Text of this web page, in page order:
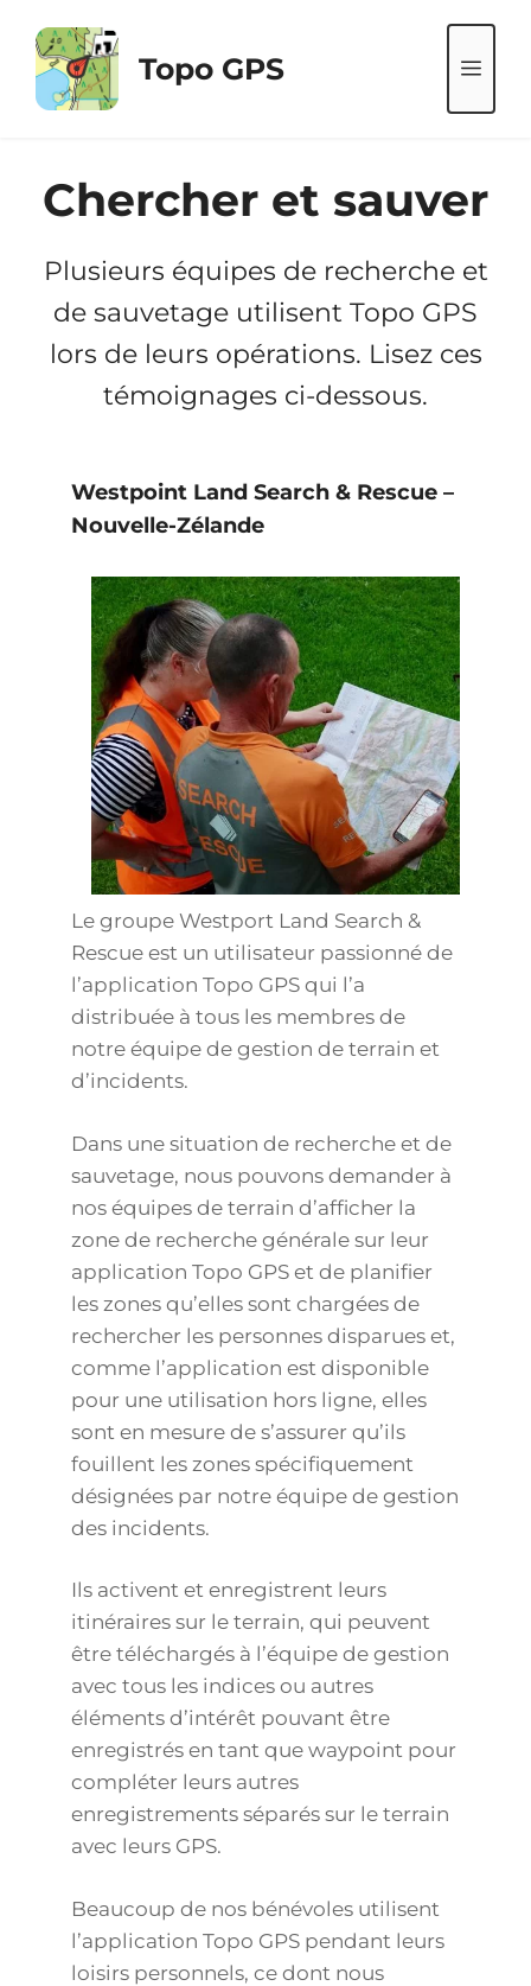
contenu
Topo GPS
Chercher et sauver
Plusieurs équipes de recherche et
de sauvetage utilisent Topo GPS
lors de leurs opérations. Lisez ces
témoignages ci-dessous.
Westpoint Land Search & Rescue –
Nouvelle-Zélande
Le groupe Westport Land Search &
Rescue est un utilisateur passionné de
l’application Topo GPS qui l’a
distribuée à tous les membres de
notre équipe de gestion de terrain et
d’incidents.
Dans une situation de recherche et de
sauvetage, nous pouvons demander à
nos équipes de terrain d’afficher la
zone de recherche générale sur leur
application Topo GPS et de planifier
les zones qu’elles sont chargées de
rechercher les personnes disparues et,
comme l’application est disponible
pour une utilisation hors ligne, elles
sont en mesure de s’assurer qu’ils
fouillent les zones spécifiquement
désignées par notre équipe de gestion
des incidents.
Ils activent et enregistrent leurs
itinéraires sur le terrain, qui peuvent
être téléchargés à l’équipe de gestion
avec tous les indices ou autres
éléments d’intérêt pouvant être
enregistrés en tant que waypoint pour
compléter leurs autres
enregistrements séparés sur le terrain
avec leurs GPS.
Beaucoup de nos bénévoles utilisent
l’application Topo GPS pendant leurs
loisirs personnels, ce dont nous